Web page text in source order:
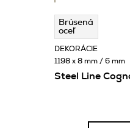
Brúsená
oceľ
Steel Line
DEKORÁCIE
1198 x 8 mm / 6 mm